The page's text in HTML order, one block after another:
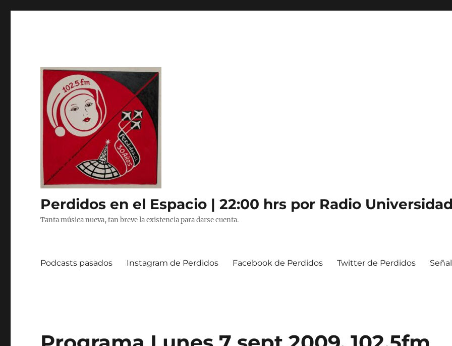
Perdidos en el Espacio | 22:00 hrs por Radio
Tanta música nueva, tan breve la existencia para darse cuenta.
Podcasts pasados Instagram de Perdidos Facebook de Perdidos Twitter de Perdidos